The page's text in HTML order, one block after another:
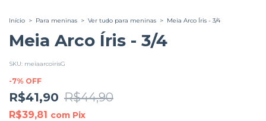
Início > Para meninas > Ver tudo para meninas > Meia Arco Íris - 3/4
Meia Arco Íris - 3/4
SKU: meiaarcoirisG
-7% OFF
R$41,90 R$44,90
R$39,81 com Pix